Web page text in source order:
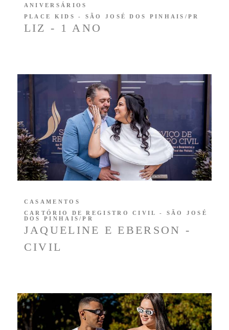
LIZ - 1 ANO
ANIVERSÁRIOS
PLACE KIDS - SÃO JOSÉ DOS PINHAIS/PR
JAQUELINE E EBERSON -
CIVIL
CASAMENTOS
CARTÓRIO DE REGISTRO CIVIL - SÃO JOSÉ
DOS PINHAIS/PR